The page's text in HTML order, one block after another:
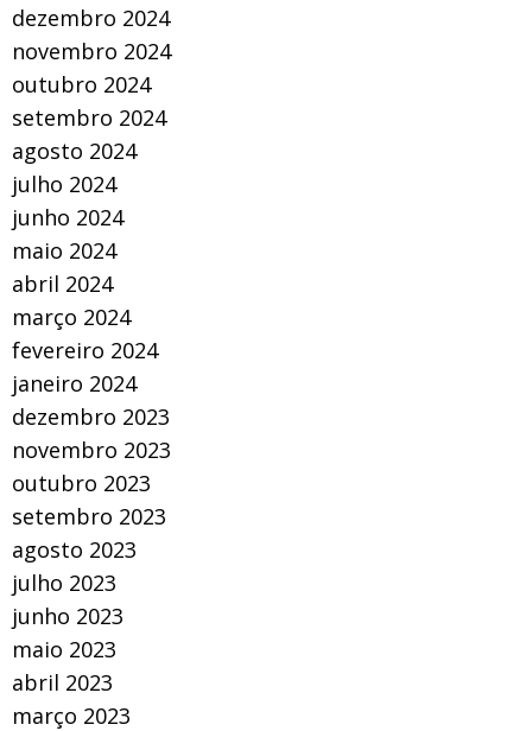
dezembro 2024
novembro 2024
outubro 2024
setembro 2024
agosto 2024
julho 2024
junho 2024
maio 2024
abril 2024
março 2024
fevereiro 2024
janeiro 2024
dezembro 2023
novembro 2023
outubro 2023
setembro 2023
agosto 2023
julho 2023
junho 2023
maio 2023
abril 2023
março 2023